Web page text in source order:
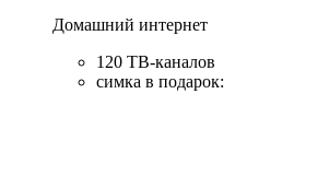
Домашний интернет
120 ТВ-каналов
симка в подарок: